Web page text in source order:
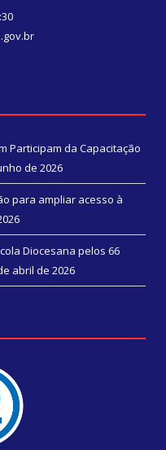
Participam da Capacitação
de 2026
para ampliar acesso à
Diocesana pelos 66
abril de 2026